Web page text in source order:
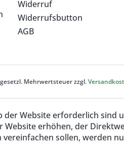
Widerruf
Widerrufsbutton
AGB
Mehrwertsteuer zzgl.
der Website erforderlich sind
Website erhöhen, der
sollen, werden